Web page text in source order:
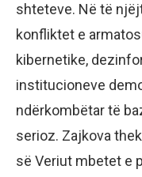
shteteve. Në të
konfliktet e
kibernetike,
institucioneve
ndërkombëtar të
serioz. Zajkova
së Veriut mbetet e